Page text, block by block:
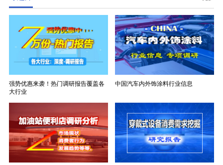
强势优惠来袭！热门调研报告覆盖各
大行业
中国汽车内外饰涂料行业信息